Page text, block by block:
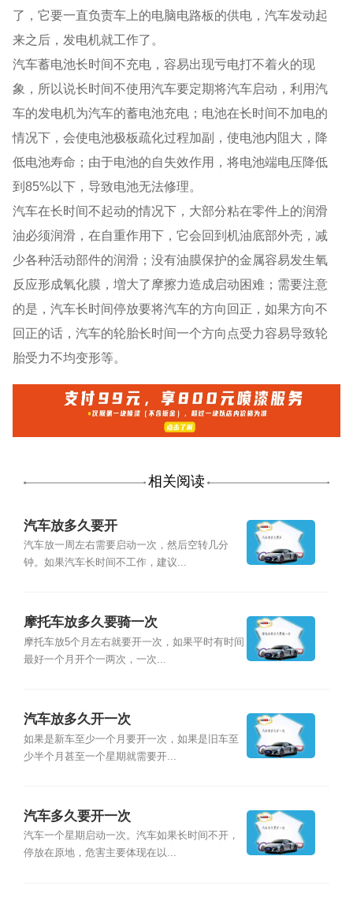
了，它要一直负责车上的电脑电路板的供电，汽车发动起
来之后，发电机就工作了。
汽车蓄电池长时间不充电，容易出现亏电打不着火的现
象，所以说长时间不使用汽车要定期将汽车启动，利用汽
车的发电机为汽车的蓄电池充电；电池在长时间不加电的
情况下，会使电池极板疏化过程加副，使电池内阻大，降
低电池寿命；由于电池的自失效作用，将电池端电压降低
到85%以下，导致电池无法修理。
汽车在长时间不起动的情况下，大部分粘在零件上的润滑
油必须润滑，在自重作用下，它会回到机油底部外壳，减
少各种活动部件的润滑；没有油膜保护的金属容易发生氧
反应形成氧化膜，増大了摩擦力造成启动困难；需要注意
的是，汽车长时间停放要将汽车的方向回正，如果方向不
回正的话，汽车的轮胎长时间一个方向点受力容易导致轮
胎受力不均变形等。
相关阅读
汽车放多久要开
汽车放一周左右需要启动一次，然后空转几分
钟。如果汽车长时间不工作，建议...
摩托车放多久要骑一次
摩托车放5个月左右就要开一次，如果平时有时间
最好一个月开个一两次，一次...
汽车放多久开一次
如果是新车至少一个月要开一次，如果是旧车至
少半个月甚至一个星期就需要开...
汽车多久要开一次
汽车一个星期启动一次。汽车如果长时间不开，
停放在原地，危害主要体现在以...